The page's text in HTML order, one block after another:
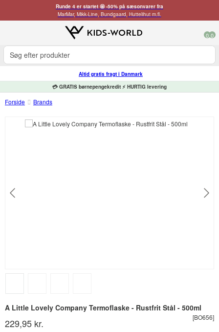
Runde 4 er startet 🤩 -50% på sæsonvarer fra
MarMar, Mikk-Line, Bundgaard, Huttelihut m.fl.
0 0
Altid gratis fragt i Danmark
💳 GRATIS børnepengekredit ⚡ HURTIG levering
Forside Brands
A Little Lovely Company Termoflaske - Rustfrit Stål - 500ml
[BO656]
229,95 kr.